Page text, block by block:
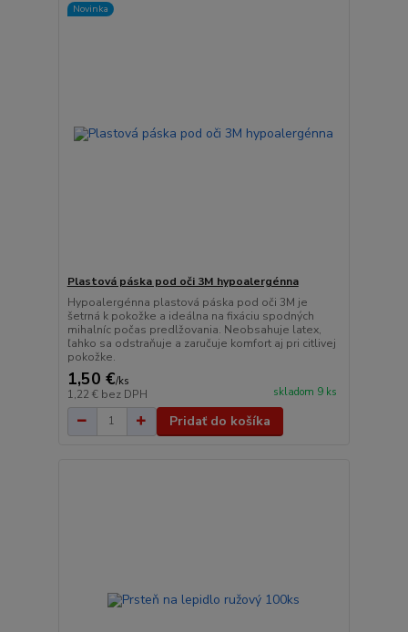
Novinka
Plastová páska pod oči 3M hypoalergénna
Hypoalergénna plastová páska pod oči 3M je
šetrná k pokožke a ideálna na fixáciu spodných
mihalníc počas predlžovania. Neobsahuje latex,
ľahko sa odstraňuje a zaručuje komfort aj pri citlivej
pokožke.
1,50 €/ks
1,22 € bez DPH skladom 9 ks
Pridať do košíka